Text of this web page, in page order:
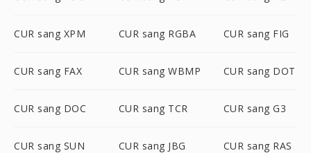
CUR sang XPM CUR sang RGBA CUR sang FIG
CUR sang FAX CUR sang WBMP CUR sang DOT
CUR sang DOC CUR sang TCR CUR sang G3
CUR sang SUN CUR sang JBG CUR sang RAS